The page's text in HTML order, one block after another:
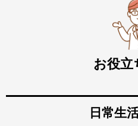
お役立
日常生